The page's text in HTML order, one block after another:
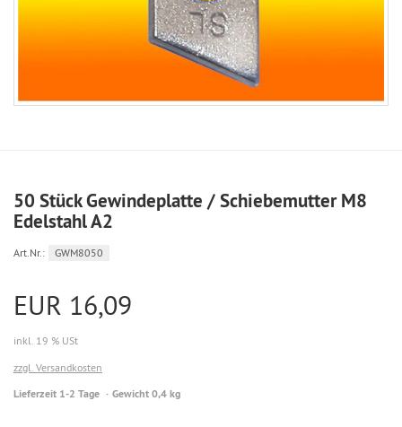
50 Stück Gewindeplatte / Schiebemutter M8
Edelstahl A2
Art.Nr.: GWM8050
EUR 16,09
inkl. 19 % USt
zzgl. Versandkosten
Lieferzeit 1-2 Tage Gewicht 0,4 kg